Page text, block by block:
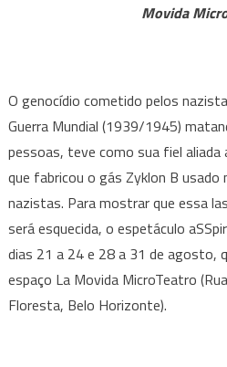
Movida
O genocídio cometido pelos
Guerra Mundial (1939/1945)
pessoas, teve como sua fiel
que fabricou o gás Zyklon B usado
nazistas. Para mostrar que essa
será esquecida, o espetáculo
dias 21 a 24 e 28 a 31 de agosto,
espaço La Movida MicroTeatro
Floresta, Belo Horizonte).